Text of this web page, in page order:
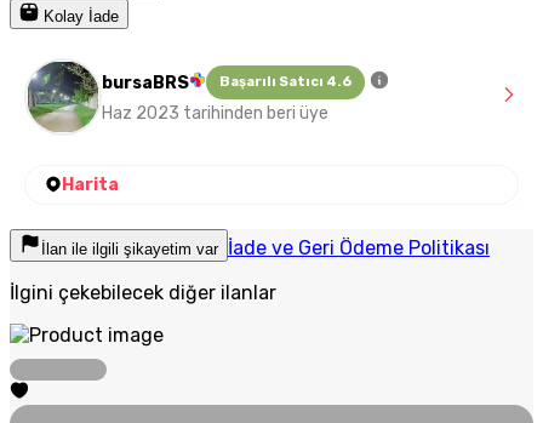
Kolay İade
bursaBRS Başarılı Satıcı 4.6
Haz 2023 tarihinden beri üye
Harita
İlan ile ilgili şikayetim var İade ve Geri Ödeme Politikası
İlgini çekebilecek diğer ilanlar